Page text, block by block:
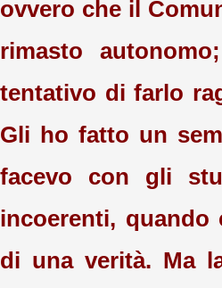
ovvero che il
rimasto
tentativo di farlo
Gli ho fatto un
facevo con gli
incoerenti,
di una verità. Ma